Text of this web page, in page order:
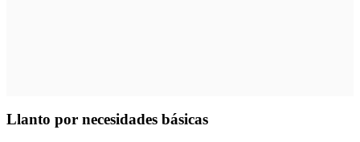
Llanto por necesidades básicas